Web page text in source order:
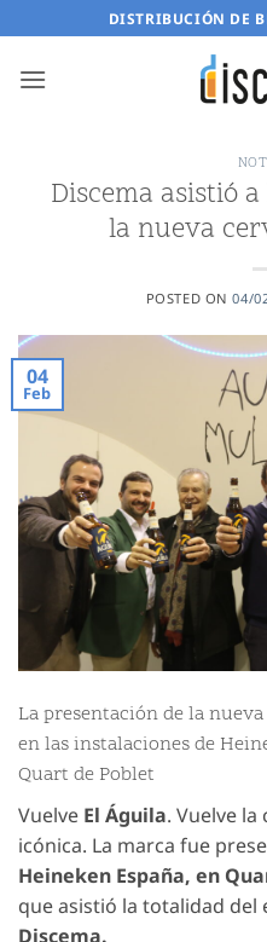
al
contenido
DISTRIBUCIÓN DE
Discema asistió
la nueva
POSTED ON04/
04
Feb
La presentación de la
en las instalaciones de
Quart de Poblet
Vuelve El Águila. Vuelve la
icónica. La marca fue
Heineken España, en
que asistió la totalidad del
Discema.